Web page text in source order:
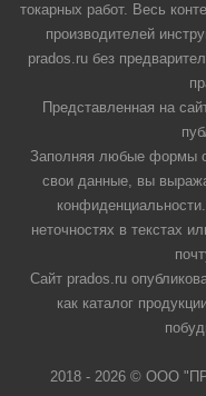
токарных работ. Весь
производителей
prados.ru без
Представленная на
Заполняя любые формы
свои данные, вы
неточностях в текстах
Сайт prados.ru
как каталог
2018 - 2026 © ООО